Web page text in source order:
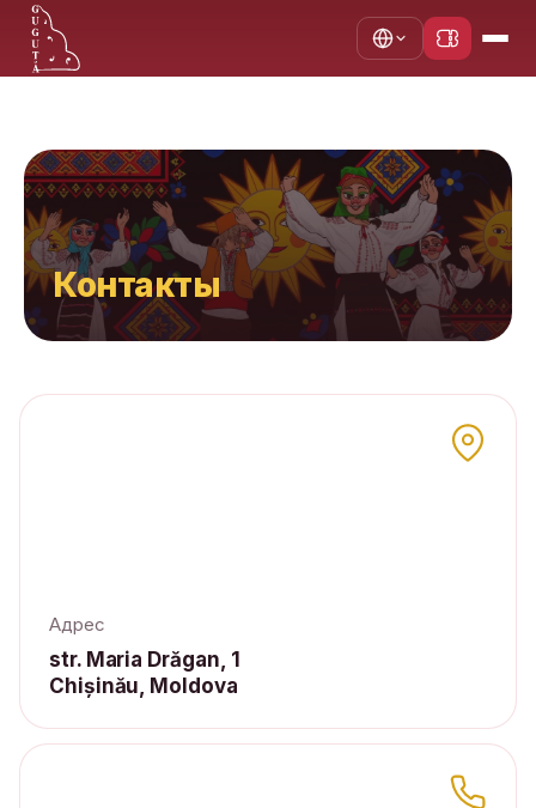
Контакты
Адрес
str. Maria Drăgan, 1
Chișinău, Moldova